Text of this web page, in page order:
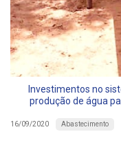
Investimentos no
produção de água
16/09/2020 Abastecimento